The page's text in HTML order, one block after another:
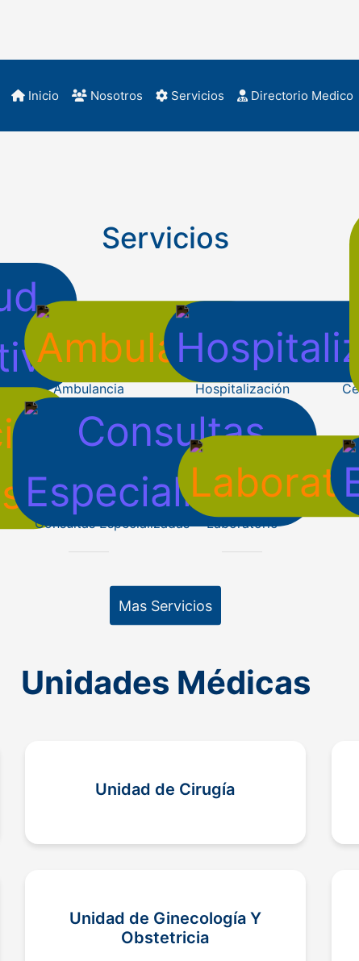
Inicio Nosotros Servicios Directorio Medico
Servicios
Ambulancia Hospitalización
Consultas Especializadas Laboratorio
Mas Servicios
Unidades Médicas
Unidad de Cirugía
Unidad de Ginecología Y
Obstetricia